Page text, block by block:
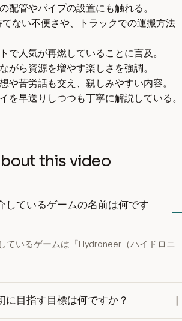
配管やパイプの設置にも触れる。
てない不便さや、トラックでの運搬方法
で人気が再燃していることに言及。
がら資源を増やす楽しさを強調。
や苦労話も交え、親しみやすい内容。
を早送りしつつも丁寧に解説している。
this video
しているゲームの名前は何です
ているゲームは『Hydroneer（ハイドロニ
に目指す目標は何ですか？